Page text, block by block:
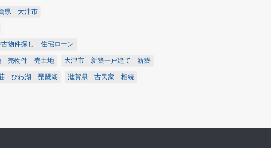
県 大津市
物件探し 住宅ローン
売物件 売土地 大津市 新築一戸建て 新築
びわ湖 琵琶湖 滋賀県 古民家 相続